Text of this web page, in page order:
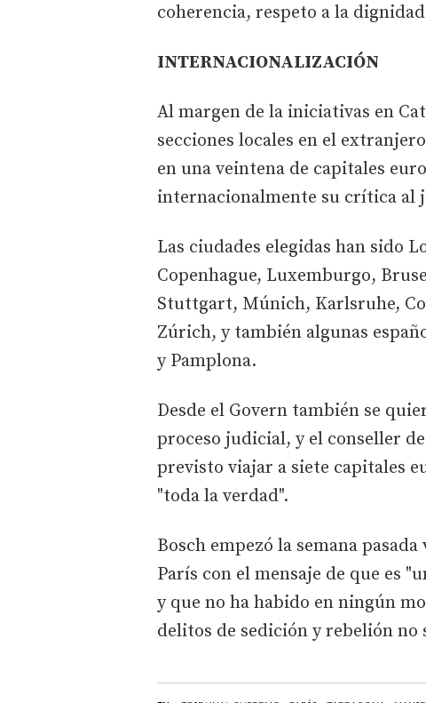
coherencia, respeto a la
INTERNACIONALIZACIÓN
Al margen de la iniciativas en
secciones locales en el
en una veintena de capitales
internacionalmente su crítica al
Las ciudades elegidas han sido
Copenhague, Luxemburgo,
Stuttgart, Múnich, Karlsruhe,
Zúrich, y también algunas
y Pamplona.
Desde el Govern también se
proceso judicial, y el conseller
previsto viajar a siete capitales
"toda la verdad".
Bosch empezó la semana
París con el mensaje de que es
y que no ha habido en ningún
delitos de sedición y rebelión no